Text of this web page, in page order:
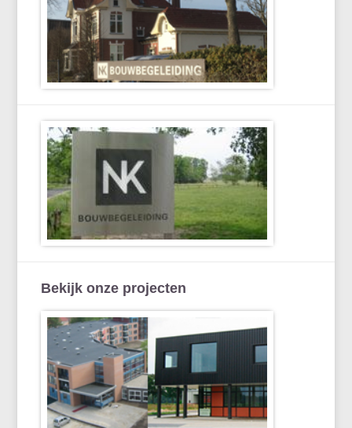
Bekijk onze projecten